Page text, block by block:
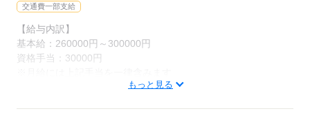
専門知識を身につけ、スキルアップが可能です。
応募する
交通費一部支給
【給与内訳】
基本給：260000円～300000円
資格手当：30000円
もっと見る